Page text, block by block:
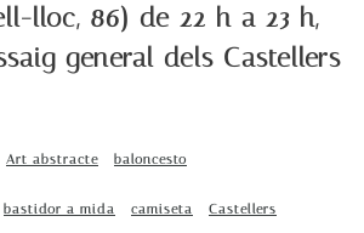
lloc, 86) de 22 h a 23 h,
general dels Castellers
Art abstracte baloncesto
bastidor a mida camiseta Castellers